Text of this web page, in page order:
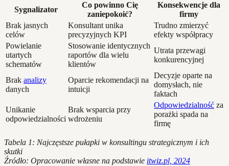
Sygnalizator
Co powinno Cię
zaniepokoić?
Konsekwencje dla
firmy
Brak jasnych
celów
Konsultant unika
precyzyjnych KPI
Trudno zmierzyć
efekty współpracy
Powielanie
utartych
schematów
Stosowanie identycznych
raportów dla wielu
klientów
Utrata przewagi
konkurencyjnej
Brak analizy
danych
Oparcie rekomendacji na
intuicji
Decyzje oparte na
domysłach, nie
faktach
Unikanie
odpowiedzialności
Brak wsparcia przy
wdrożeniu
Odpowiedzialność za
porażki spada na
firmę
Tabela 1: Najczęstsze pułapki w konsultingu strategicznym i ich
skutki
Źródło: Opracowanie własne na podstawie itwiz.pl, 2024